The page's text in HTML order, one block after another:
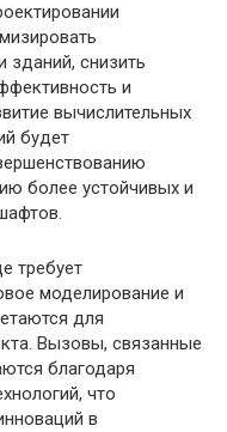
зданий, снизить
и
вычислительных
будет
более устойчивых и
требует
моделирование и
для
Вызовы, связанные
благодаря
что
в